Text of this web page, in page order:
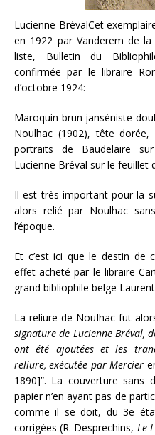
Lucienne BrévalCet
en 1922 par Vanderem de
liste, Bulletin du
confirmée par le libraire
d’octobre 1924:
Maroquin brun janséniste
Noulhac (1902), tête
portraits de Baudelaire
Lucienne Bréval sur le feuillet
Il est très important pour la
alors relié par Noulhac
l’époque.
Et c’est ici que le destin de
effet acheté par le libraire
grand bibliophile belge
La reliure de Noulhac fut
signature de Lucienne Bréval,
ont été ajoutées et les
reliure, exécutée par Mercier
1890]”. La couverture
papier n’en ayant pas de
comme il se doit, du 3e
corrigées (R. Desprechins, Le